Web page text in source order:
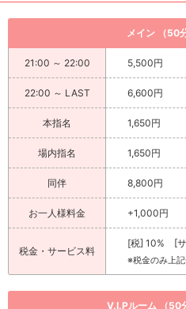
メイン （50
21:00 ～ 22:00 5,500円
22:00 ～ LAST 6,600円
本指名 1,650円
場内指名 1,650円
同伴 8,800円
お一人様料金 +1,000円
税金・サービス料
[税] 10% [
※税金のみ上
V.I.Pルーム （50